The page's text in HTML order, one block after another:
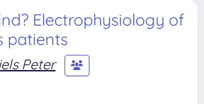
Electrophysiology of
patients
Peter